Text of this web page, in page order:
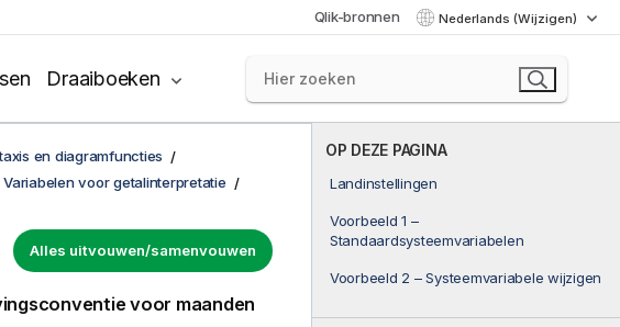
Qlik-bronnen Nederlands (Wijzigen)
Draaiboeken
OP DEZE PAGINA
Landinstellingen
Voorbeeld 1 –
Standaardsysteemvariabelen
Voorbeeld 2 – Systeemvariabele wijzigen
en diagramfuncties
Variabelen voor getalinterpretatie
Alles uitvouwen/samenvouwen
voor maanden